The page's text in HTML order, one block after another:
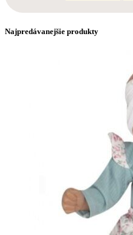
Najpredávanejšie produkty